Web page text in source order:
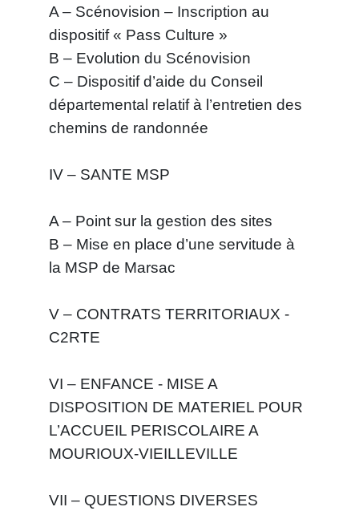
A – Scénovision – Inscription au
dispositif « Pass Culture »
B – Evolution du Scénovision
C – Dispositif d’aide du Conseil
départemental relatif à l’entretien des
chemins de randonnée
IV – SANTE MSP
A – Point sur la gestion des sites
B – Mise en place d’une servitude à
la MSP de Marsac
V – CONTRATS TERRITORIAUX -
C2RTE
VI – ENFANCE - MISE A
DISPOSITION DE MATERIEL POUR
L’ACCUEIL PERISCOLAIRE A
MOURIOUX-VIEILLEVILLE
VII – QUESTIONS DIVERSES